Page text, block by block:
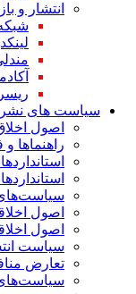
انتشار و
مندلی
آکادمیا
سیاست های نشر
اصول
راهنماها و
سیاست‌های
اصول
اصول
سیاست
تعارض
سیاست‌های